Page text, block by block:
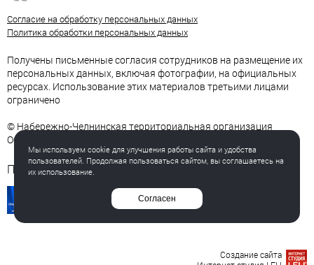
Согласие на обработку персональных данных
Политика обработки персональных данных
Получены письменные согласия сотрудников на размещение их
персональных данных, включая фотографии, на официальных
ресурсах. Использование этих материалов третьими лицами
ограничено
© Набережно-Челнинская территориальная организация
Общероссийского Профсоюза образования
Полезные ссылки
Создание сайта
Мы используем cookie для улучшения работы сайта и удобства
пользователей. Продолжая пользоваться сайтом, вы соглашаетесь на
их использование.
Согласен